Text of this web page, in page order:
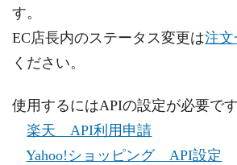
す。
EC店長内のステータス変更は注
ください。
使用するにはAPIの設定が必要です
楽天 API利用申請
Yahoo!ショッピング API設定